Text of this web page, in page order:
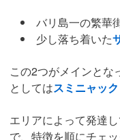
バリ島一の繁華街
少し落ち着いた
この2つがメインとな
としてはスミニャッ
エリアによって発達
で、特徴を順にチェ